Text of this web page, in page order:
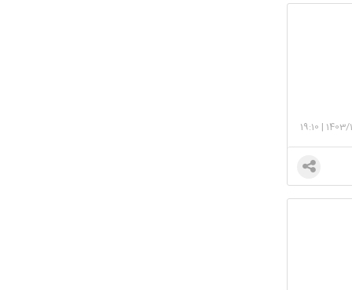
1403/
|
19:10